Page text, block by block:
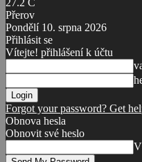
27.2 C
Přerov
Pondělí 10. srpna 2026
Přihlásit se
Vítejte! přihlášení k účtu
Forgot your password? Get
Obnova hesla
Obnovit své heslo